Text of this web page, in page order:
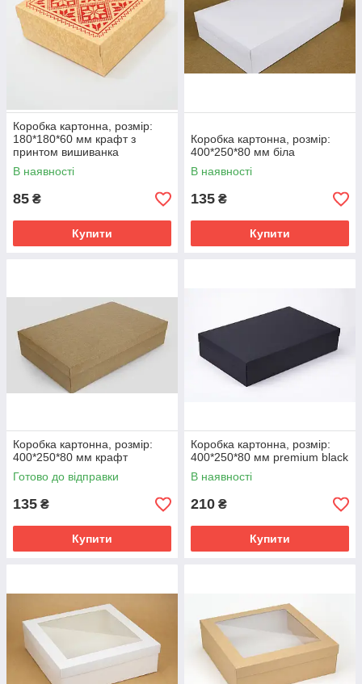
Коробка картонна, розмір:
180*180*60 мм крафт з
принтом вишиванка
В наявності
85 ₴
Купити
Коробка картонна, розмір:
400*250*80 мм біла
В наявності
135 ₴
Купити
Коробка картонна, розмір:
400*250*80 мм крафт
Готово до відправки
135 ₴
Купити
Коробка картонна, розмір:
400*250*80 мм premium black
В наявності
210 ₴
Купити